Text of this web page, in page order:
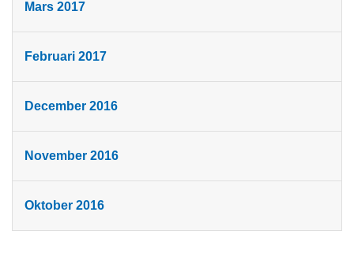
Mars 2017
Februari 2017
December 2016
November 2016
Oktober 2016